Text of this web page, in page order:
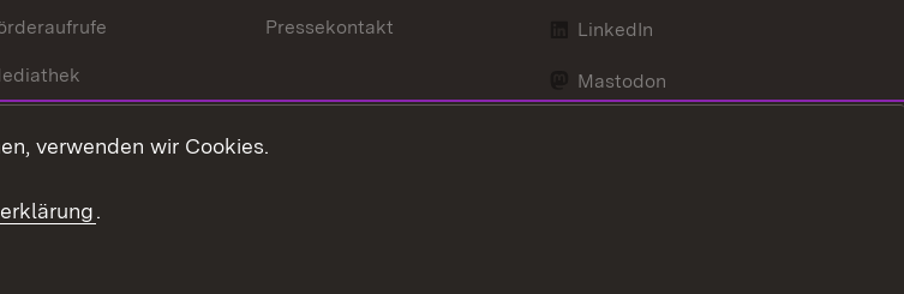
Pressekontakt LinkedIn
Mastodon
verwenden wir Cookies.
.